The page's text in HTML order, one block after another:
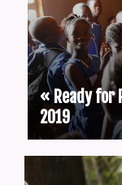
« Ready for
2019